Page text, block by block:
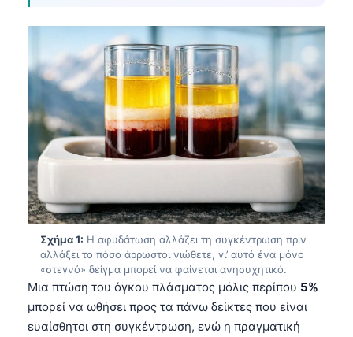
Σχήμα 1: Η αφυδάτωση αλλάζει τη συγκέντρωση πριν
αλλάξει το πόσο άρρωστοι νιώθετε, γι’ αυτό ένα μόνο
«στεγνό» δείγμα μπορεί να φαίνεται ανησυχητικό.
Μια πτώση του όγκου πλάσματος μόλις περίπου 5%
μπορεί να ωθήσει προς τα πάνω δείκτες που είναι
ευαίσθητοι στη συγκέντρωση, ενώ η πραγματική